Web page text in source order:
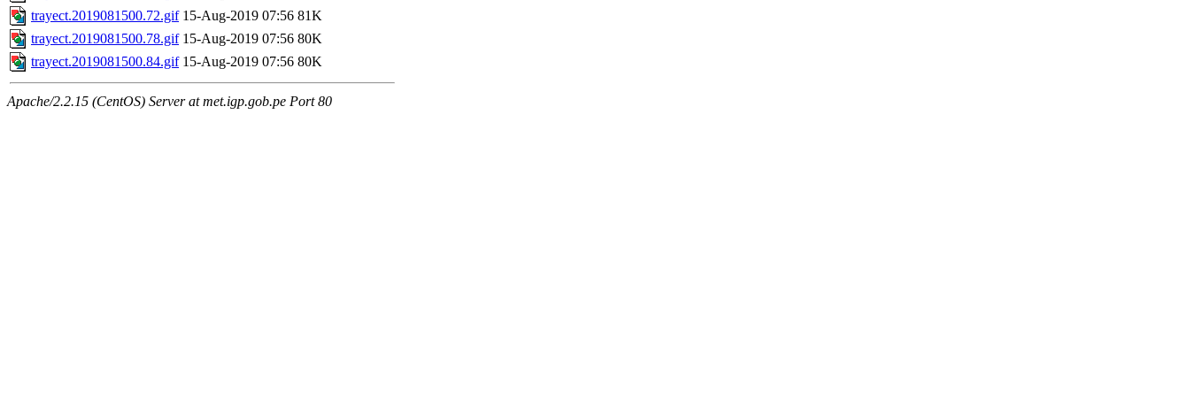
trayect.2019081500.72.gif 15-Aug-2019 07:56 81K
trayect.2019081500.78.gif 15-Aug-2019 07:56 80K
trayect.2019081500.84.gif 15-Aug-2019 07:56 80K
Apache/2.2.15 (CentOS) Server at met.igp.gob.pe Port 80